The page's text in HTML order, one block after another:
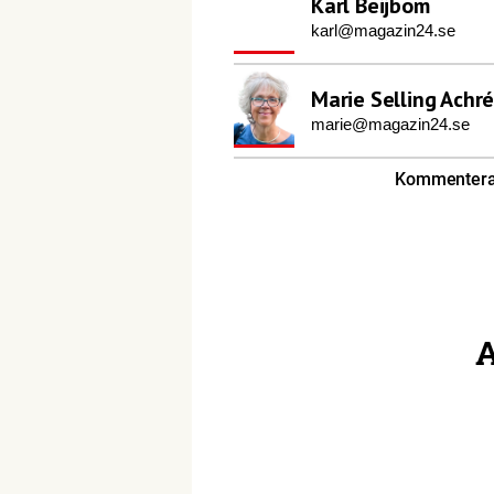
karl@magazin24.se
Marie Selling
marie@magazin24.se